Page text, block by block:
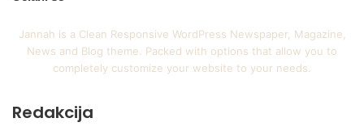
Jannah is a Clean Responsive WordPress Newspaper, Magazine,
News and Blog theme. Packed with options that allow you to
completely customize your website to your needs.
Redakcija